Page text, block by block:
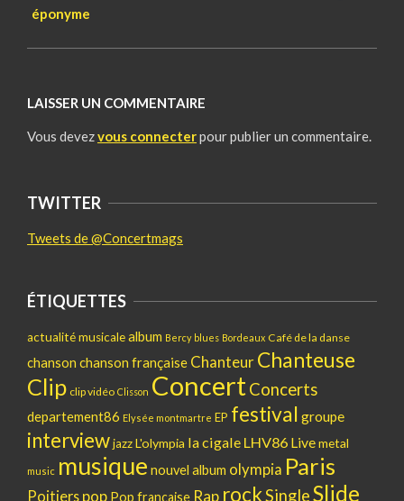
éponyme
LAISSER UN COMMENTAIRE
Vous devezvous connecterpour publier un commentaire.
TWITTER
Tweets de @Concertmags
ÉTIQUETTES
actualité musicalealbum Bercy blues Bordeaux Café de la danse
chanson chanson française ChanteurChanteuse
Clip clip vidéo Clisson ConcertConcerts
departement86 Elysée montmartre EP festival groupe
interviewjazzL'olympia la cigale LHV86 Livemetal
music musique nouvel album olympia Paris
Poitiers pop Pop française Rap rockSingleSlide